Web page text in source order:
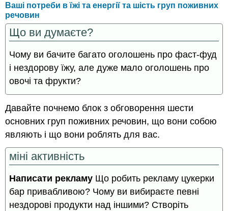
Ваші потреби в їжі та енергії та шість груп поживних
речовин
Що ви думаєте?
Чому ви бачите багато оголошень про фаст-фуд
і нездорову їжу, але дуже мало оголошень про
овочі та фрукти?
Давайте почнемо блок з обговорення шести
основних груп поживних речовин, що вони собою
являють і що вони роблять для вас.
міні активність
Написати рекламу Що робить рекламу цукерки
бар привабливою? Чому ви вибираєте певні
нездорові продукти над іншими? Створіть